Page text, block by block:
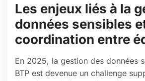
Les enjeux liés à la
données sensibles
coordination entre
En 2025, la gestion des données
BTP est devenue un challenge